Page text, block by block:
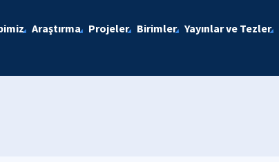
Araştırma Projeler Birimler Yayınlar ve Tezler